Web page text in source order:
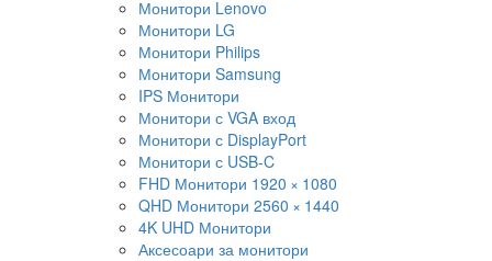
Монитори Lenovo
Монитори LG
Монитори Philips
Монитори Samsung
IPS Монитори
Монитори с VGA вход
Монитори с DisplayPort
Монитори с USB-C
FHD Монитори 1920 × 1080
QHD Монитори 2560 × 1440
4K UHD Монитори
Аксесоари за монитори